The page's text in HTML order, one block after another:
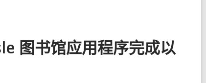
图书馆应用程序完成以